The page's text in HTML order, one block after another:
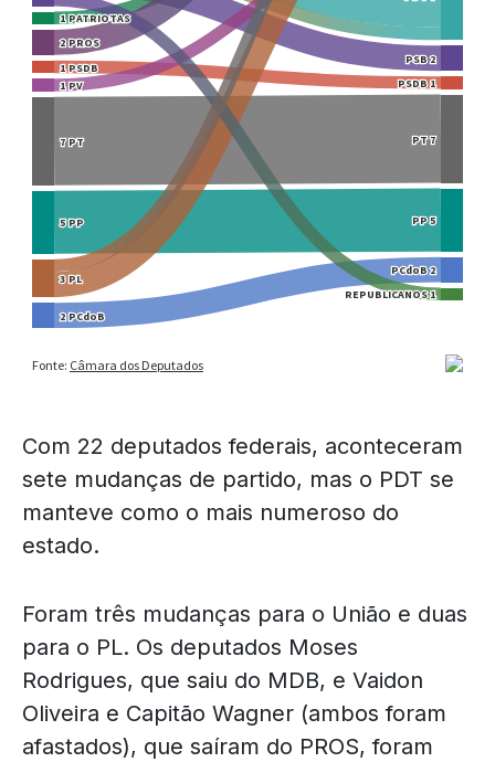
Com 22 deputados federais, aconteceram
sete mudanças de partido, mas o PDT se
manteve como o mais numeroso do
estado.
Foram três mudanças para o União e duas
para o PL. Os deputados Moses
Rodrigues, que saiu do MDB, e Vaidon
Oliveira e Capitão Wagner (ambos foram
afastados), que saíram do PROS, foram